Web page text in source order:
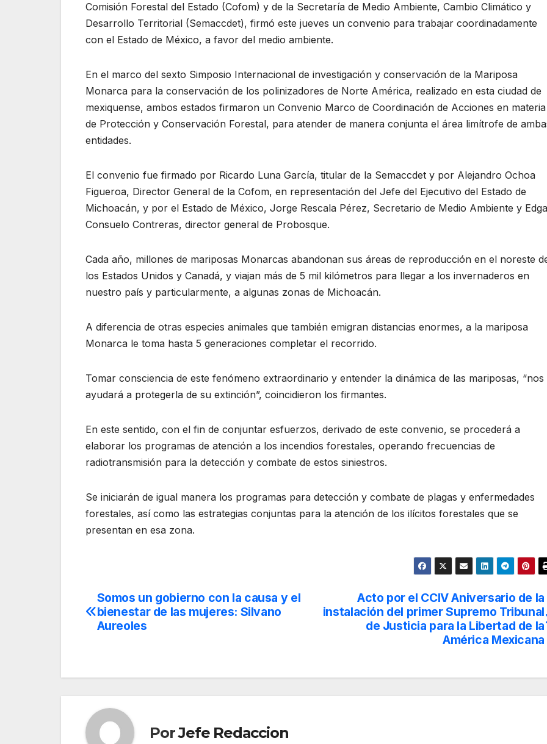
Comisión Forestal del Estado (Cofom) y de la Secretaría de Medio Ambiente, Cambio Climático y
Desarrollo Territorial (Semaccdet), firmó este jueves un convenio para trabajar coordinadamente
con el Estado de México, a favor del medio ambiente.
En el marco del sexto Simposio Internacional de investigación y conservación de la Mariposa
Monarca para la conservación de los polinizadores de Norte América, realizado en esta ciudad de
mexiquense, ambos estados firmaron un Convenio Marco de Coordinación de Acciones en materia
de Protección y Conservación Forestal, para atender de manera conjunta el área limítrofe de
entidades.
El convenio fue firmado por Ricardo Luna García, titular de la Semaccdet y por Alejandro Ochoa
Figueroa, Director General de la Cofom, en representación del Jefe del Ejecutivo del Estado de
Michoacán, y por el Estado de México, Jorge Rescala Pérez, Secretario de Medio Ambiente y
Consuelo Contreras, director general de Probosque.
Cada año, millones de mariposas Monarcas abandonan sus áreas de reproducción en el noreste
los Estados Unidos y Canadá, y viajan más de 5 mil kilómetros para llegar a los invernaderos en
nuestro país y particularmente, a algunas zonas de Michoacán.
A diferencia de otras especies animales que también emigran distancias enormes, a la mariposa
Monarca le toma hasta 5 generaciones completar el recorrido.
Tomar consciencia de este fenómeno extraordinario y entender la dinámica de las mariposas, “nos
ayudará a protegerla de su extinción”, coincidieron los firmantes.
En este sentido, con el fin de conjuntar esfuerzos, derivado de este convenio, se procederá a
elaborar los programas de atención a los incendios forestales, operando frecuencias de
radiotransmisión para la detección y combate de estos siniestros.
Se iniciarán de igual manera los programas para detección y combate de plagas y enfermedades
forestales, así como las estrategias conjuntas para la atención de los ilícitos forestales que se
presentan en esa zona.
Navegación
de
Acto por el CCIV Aniversario de la
instalación del primer Supremo Tribunal
de Justicia para la Libertad de la
América Mexicana
Somos un gobierno con la causa y el
bienestar de las mujeres: Silvano
Aureoles
PorJefe Redaccion